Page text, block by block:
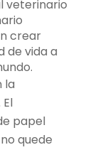
veterinario
crear
de vida a
la
papel
quede